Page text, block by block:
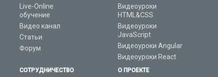
Live-Online
обучение
Видео канал
Статьи
Форум
Видеоуроки
HTML&CSS
Видеоуроки
JavaScript
Видеоуроки Angular
Видеоуроки React
СОТРУДНИЧЕСТВО О ПРОЕКТЕ